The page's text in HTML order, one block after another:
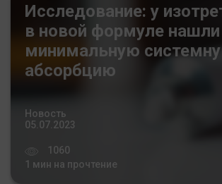
Исследование: у
в новой формуле нашли
минимальную
абсорбцию
Новость
05.07.2023
1060
1 мин на прочтение